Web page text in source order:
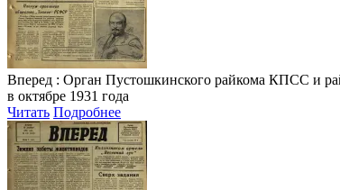
Вперед : Орган Пустошкинского райкома КПСС и
в октябре 1931 года
Читать Подробнее